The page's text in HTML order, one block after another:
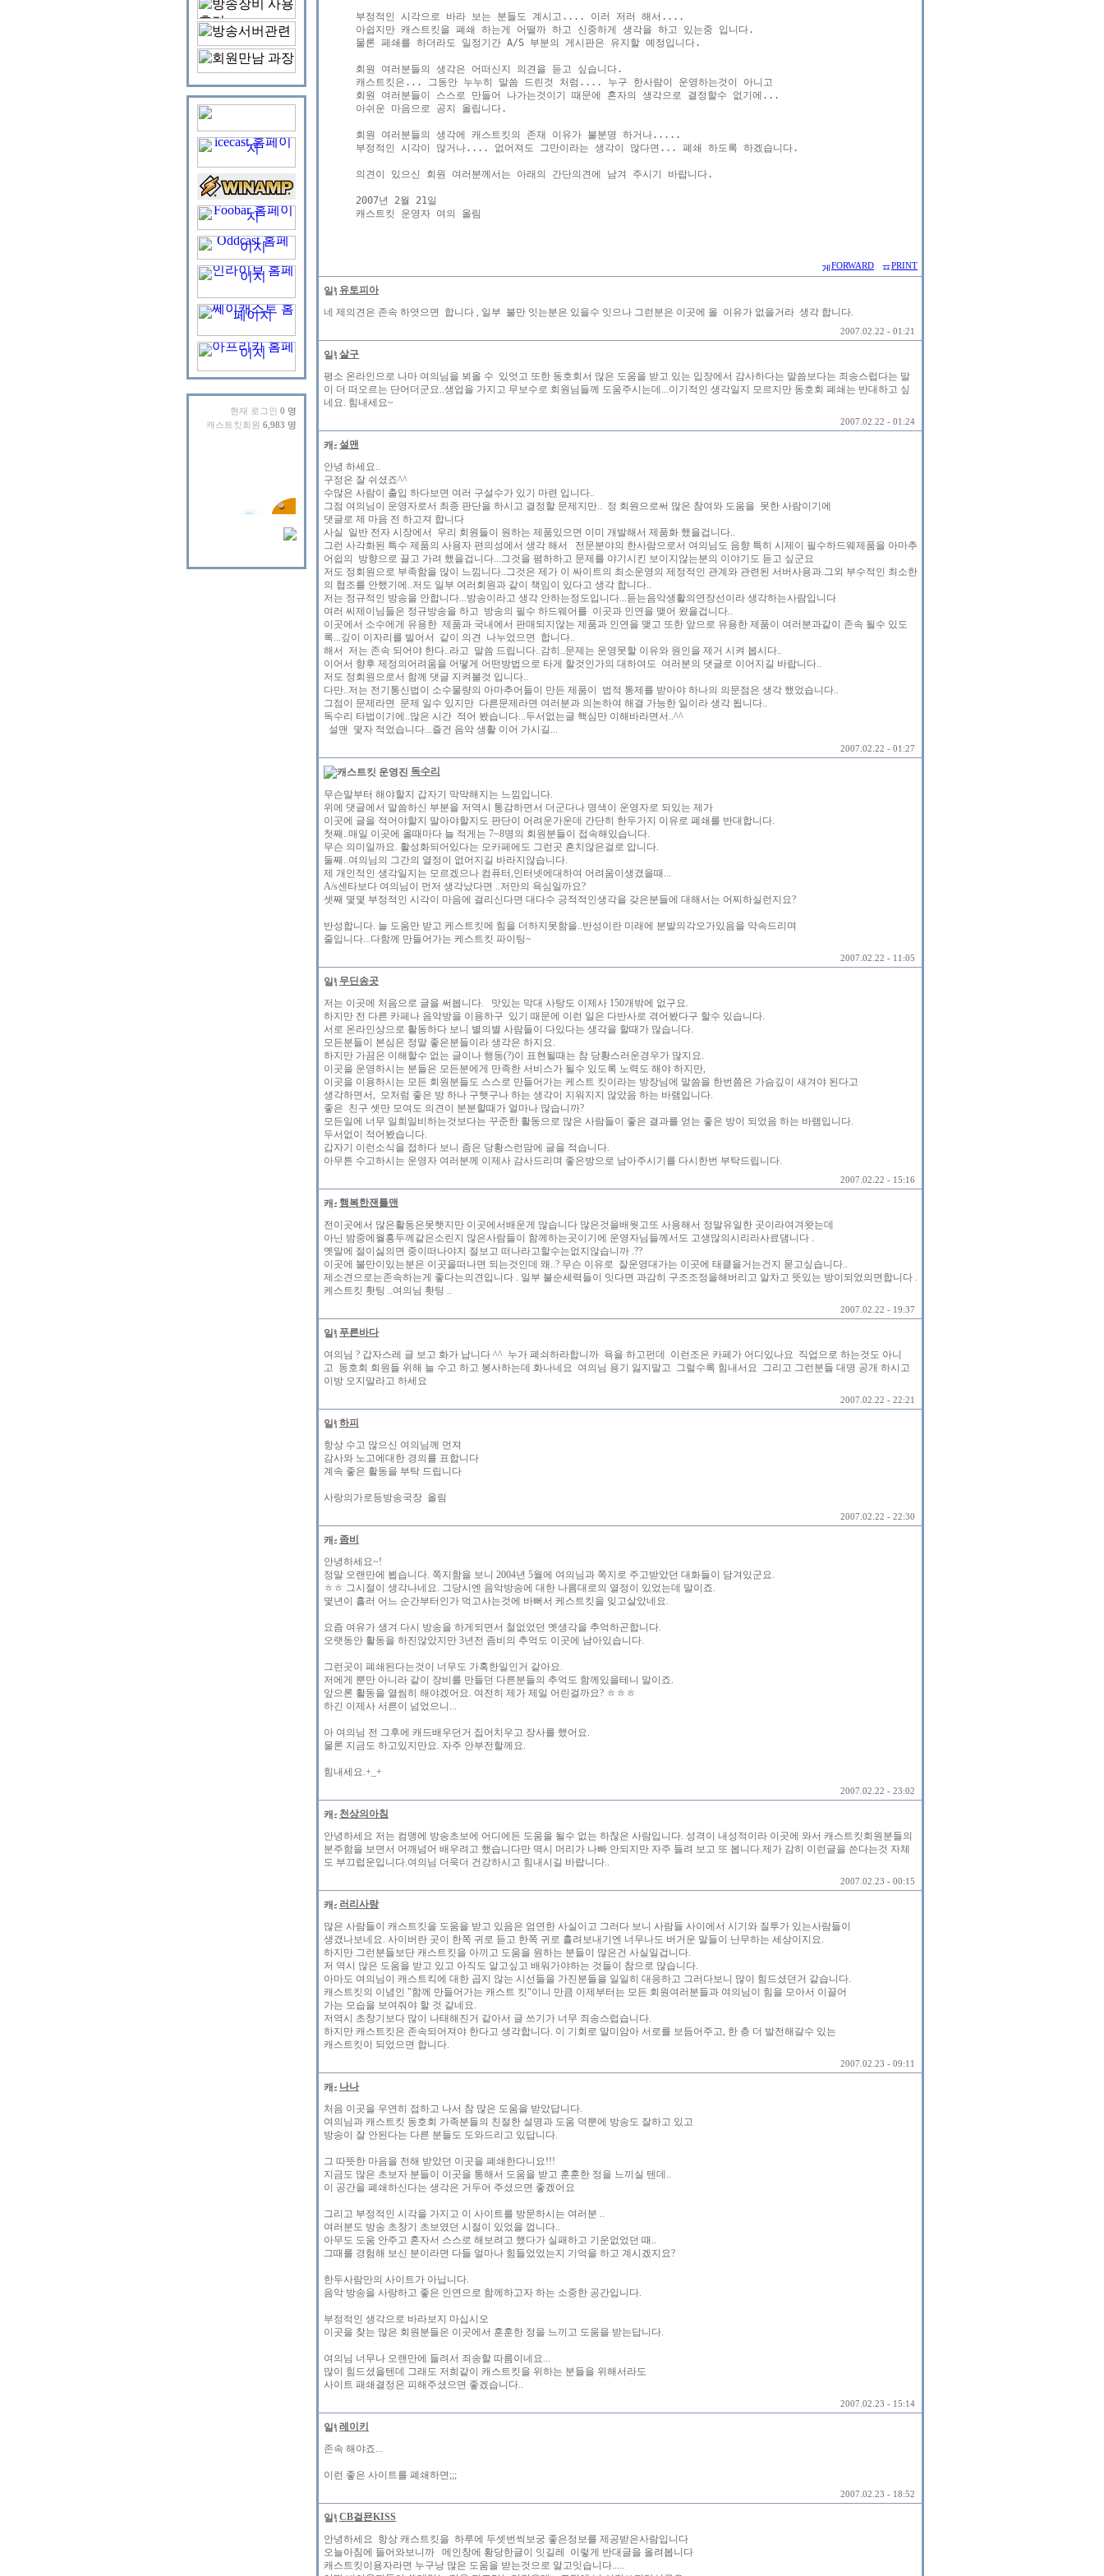
현재 로그인 0 명
캐스트킷회원 6,983 명
부정적인 시각으로 바라 보는 분들도 계시고.... 이러 저러 해서....
아쉽지만 캐스트킷을 폐쇄 하는게 어떨까 하고 신중하게 생각을 하고 있는중 입니다.
물론 페쇄를 하더라도 일정기간 A/S 부분의 게시판은 유지할 예정입니다.
회원 여러분들의 생각은 어떠신지 의견을 듣고 싶습니다.
캐스트킷은... 그동안 누누히 말씀 드린것 처럼.... 누구 한사람이 운영하는것이 아니고
회원 여러분들이 스스로 만들어 나가는것이기 때문에 혼자의 생각으로 결정할수 없기에...
아쉬운 마음으로 공지 올립니다.
회원 여러분들의 생각에 캐스트킷의 존재 이유가 불분명 하거나.....
부정적인 시각이 많거나.... 없어져도 그만이라는 생각이 많다면... 폐쇄 하도록 하겠습니다.
의견이 있으신 회원 여러분께서는 아래의 간단의견에 남겨 주시기 바랍니다.
2007년 2월 21일
캐스트킷 운영자 여의 올림
FORWARD PRINT
유토피아
네 제의견은 존속 하엿으면 합니다 , 일부 불만 잇는분은 있을수 잇으나 그런분은 이곳에 올 이유가 없을거라 생각 합니다.
2007.02.22 - 01:21
살구
평소 온라인으로 나마 여의님을 뵈올 수 있엇고 또한 동호회서 많은 도움을 받고 있는 입장에서 감사하다는 말씀보다는 죄송스럽다는 말
이 더 떠오르는 단어더군요..생업을 가지고 무보수로 회원님들께 도움주시는데...이기적인 생각일지 모르지만 동호회 폐쇄는 반대하고 싶
네요. 힘내세요~
2007.02.22 - 01:24
설맨
안녕 하세요..
구정은 잘 쉬셨죠^^
수많은 사람이 출입 하다보면 여러 구설수가 있기 마련 입니다..
그점 여의님이 운영자로서 최종 판단을 하시고 결정할 문제지만.. 정 회원으로써 많은 참여와 도움을 못한 사람이기에
댓글로 제 마음 전 하고져 합니다
사실 일반 전자 시장에서 우리 회원들이 원하는 제품있으면 이미 개발해서 제품화 했을겁니다..
그런 사각화된 특수 제품의 사용자 편의성에서 생각 해서 전문분야의 한사람으로서 여의님도 음향 특히 시제이 필수하드웨제품을 아마추
어쉽의 방향으로 끌고 가려 했을겁니다...그것을 폄하하고 문제를 야기시킨 보이지않는분의 이야기도 듣고 싶군요
저도 정회원으로 부족함을 많이 느낌니다..그것은 제가 이 싸이트의 최소운영의 제정적인 관계와 관련된 서버사용과.그외 부수적인 최소한
의 협조를 안했기에..저도 일부 여러회원과 같이 책임이 있다고 생각 합니다..
저는 정규적인 방송을 안합니다...방송이라고 생각 안하는정도입니다...듣는음악생활의연장선이라 생각하는사람입니다
여러 씨제이님들은 정규방송을 하고 방송의 필수 하드웨어를 이곳과 인연을 맺어 왔을겁니다..
이곳에서 소수에게 유용한 제품과 국내에서 판매되지않는 제품과 인연을 맺고 또한 앞으로 유용한 제품이 여러분과같이 존속 될수 있도
록...깊이 이자리를 빌어서 같이 의견 나누었으면 합니다..
해서 저는 존속 되어야 한다..라고 말씀 드립니다..감히..문제는 운영못할 이유와 원인을 제거 시켜 봅시다..
이어서 향후 제정의어려움을 어떻게 어떤방법으로 타게 할것인가의 대하여도 여러분의 댓글로 이어지길 바랍니다..
저도 정회원으로서 함께 댓글 지켜볼것 입니다..
다만..저는 전기통신법이 소수물량의 아마추어들이 만든 제품이 법적 통제를 받아야 하나의 의문점은 생각 했었습니다..
그점이 문제라면 문제 일수 있지만 다른문제라면 여러분과 의논하여 해결 가능한 일이라 생각 됩니다..
독수리 타법이기에..많은 시간 적어 봤습니다...두서없는글 핵심만 이해바라면서..^^
설맨 몇자 적었습니다...즐건 음악 생활 이어 가시길...
2007.02.22 - 01:27
독수리
무슨말부터 해야할지 갑자기 막막해지는 느낌입니다.
위에 댓글에서 말씀하신 부분을 저역시 통감하면서 더군다나 명색이 운영자로 되있는 제가
이곳에 글을 적어야할지 말아야할지도 판단이 어려운가운데 간단히 한두가지 이유로 폐쇄를 반대합니다.
첫째..매일 이곳에 올때마다 늘 적게는 7~8명의 회원분들이 접속해있습니다.
무슨 의미일까요. 활성화되어있다는 모카페에도 그런곳 흔치않은걸로 압니다.
둘째..여의님의 그간의 열정이 없어지길 바라지않습니다.
제 개인적인 생각일지는 모르겠으나 컴퓨터,인터넷에대하여 어려움이생겼을때...
A/s센타보다 여의님이 먼저 생각났다면 ..저만의 욕심일까요?
셋째 몇몇 부정적인 시각이 마음에 걸리신다면 대다수 긍적적인생각을 갖은분들에 대해서는 어찌하실런지요?
반성합니다. 늘 도움만 받고 케스트킷에 힘을 더하지못함을..반성이란 미래에 분발의각오가있음을 약속드리며
줄입니다...다함께 만들어가는 케스트킷 파이팅~
2007.02.22 - 11:05
무딘송곳
저는 이곳에 처음으로 글을 써봅니다. 맛있는 막대 사탕도 이제사 150개밖에 없구요.
하지만 전 다른 카페나 음악방을 이용하구 있기 때문에 이런 일은 다반사로 겪어봤다구 할수 있습니다.
서로 온라인상으로 활동하다 보니 별의별 사람들이 다있다는 생각을 할때가 많습니다.
모든분들이 본심은 정말 좋은분들이라 생각은 하지요.
하지만 가끔은 이해할수 없는 글이나 행동(?)이 표현될때는 참 당황스러운경우가 많지요.
이곳을 운영하시는 분들은 모든분에게 만족한 서비스가 될수 있도록 노력도 해야 하지만,
이곳을 이용하시는 모든 회원분들도 스스로 만들어가는 케스트 킷이라는 방장님에 말씀을 한번쯤은 가슴깊이 새겨야 된다고
생각하면서, 모처럼 좋은 방 하나 구햇구나 하는 생각이 지워지지 않았음 하는 바램입니다.
좋은 친구 셋만 모여도 의견이 분분할때가 얼마나 많습니까?
모든일에 너무 일희일비하는것보다는 꾸준한 활동으로 많은 사람들이 좋은 결과를 얻는 좋은 방이 되었음 하는 바램입니다.
두서없이 적어봤습니다.
갑자기 이런소식을 접하다 보니 좀은 당황스런맘에 글을 적습니다.
아무튼 수고하시는 운영자 여러분께 이제사 감사드리며 좋은방으로 남아주시기를 다시한번 부탁드립니다.
2007.02.22 - 15:16
행복한잰틀맨
전이곳에서 많은활동은못햇지만 이곳에서배운게 많습니다 많은것을배웟고또 사용해서 정말유일한 곳이라여겨왓는데
아닌 밤중에월홍두께같은소린지 많은사람들이 함께하는곳이기에 운영자님들께서도 고생많의시리라사료댐니다 .
옛말에 절이싫의면 중이떠나야지 절보고 떠나라고할수는없지않습니까 .??
이곳에 불만이있는분은 이곳을떠나면 되는것인데 왜..? 무슨 이유로 잘운영대가는 이곳에 태클을거는건지 묻고싶습니다..
제소견으로는존속하는게 좋다는의견입니다 . 일부 불순세력들이 잇다면 과감히 구조조정을해버리고 알차고 뜻있는 방이되었의면합니다 .
케스트킷 홧팅 ..여의님 홧팅 ..
2007.02.22 - 19:37
푸른바다
여의님 ? 갑자스레 글 보고 화가 납니다 ^^ 누가 폐쇠하라합니까 욕을 하고펀데 이런조은 카페가 어디있나요 직업으로 하는것도 아니
고 동호회 회원들 위해 늘 수고 하고 봉사하는데 화나네요 여의님 용기 잃지말고 그럴수록 힘내서요 그리고 그런분들 대명 공개 하시고
이방 오지말라고 하세요
2007.02.22 - 22:21
하피
항상 수고 많으신 여의님께 먼져
감사와 노고에대한 경의를 표합니다
계속 좋은 활동을 부탁 드립니다
사랑의가로등방송국장 올림
2007.02.22 - 22:30
좀비
안녕하세요~!
정말 오랜만에 뵙습니다. 쪽지함을 보니 2004년 5월에 여의님과 쪽지로 주고받았던 대화들이 담겨있군요.
ㅎㅎ 그시절이 생각나네요. 그당시엔 음악방송에 대한 나름대로의 열정이 있었는데 말이죠.
몇년이 흘러 어느 순간부터인가 먹고사는것에 바뻐서 케스트킷을 잊고살았네요.
요즘 여유가 생겨 다시 방송을 하게되면서 철없었던 옛생각을 추억하곤합니다.
오랫동안 활동을 하진않았지만 3년전 좀비의 추억도 이곳에 남아있습니다.
그런곳이 폐쇄된다는것이 너무도 가혹한일인거 같아요.
저에게 뿐만 아니라 같이 장비를 만들던 다른분들의 추억도 함께있을테니 말이죠.
앞으론 활동을 열씸히 해야겠어요. 여전히 제가 제일 어린걸까요? ㅎㅎㅎ
하긴 이제사 서른이 넘었으니...
아 여의님 전 그후에 캐드배우던거 집어치우고 장사를 했어요.
물론 지금도 하고있지만요. 자주 안부전할께요.
힘내세요.+_+
2007.02.22 - 23:02
천상의아침
안녕하세요 저는 컴맹에 방송초보에 어디에든 도움을 될수 없는 하찮은 사람입니다. 성격이 내성적이라 이곳에 와서 캐스트킷회원분들의
분주함을 보면서 어깨넘어 배우려고 했습니다만 멱시 머리가 나빠 안되지만 자주 들려 보고 또 봅니다.제가 감히 이런글을 쓴다는것 자체
도 부끄럽운입니다.여의님 더욱더 건강하시고 힘내시길 바랍니다..
2007.02.23 - 00:15
러리사랑
많은 사람들이 캐스트킷을 도움을 받고 있음은 엄연한 사실이고 그러다 보니 사람들 사이에서 시기와 질투가 있는사람들이
생겼나보네요. 사이버란 곳이 한쪽 귀로 듣고 한쪽 귀로 흘려보내기엔 너무나도 버거운 말들이 난무하는 세상이지요.
하지만 그런분들보단 캐스트킷을 아끼고 도움을 원하는 분들이 많은건 사실일겁니다.
저 역시 많은 도움을 받고 있고 아직도 알고싶고 배워가야하는 것들이 참으로 많습니다.
아마도 여의님이 캐스트킥에 대한 곱지 않는 시선들을 가진분들을 일일히 대응하고 그러다보니 많이 힘드셨던거 같습니다.
캐스트킷의 이념인 "함께 만들어가는 캐스트 킷"이니 만큼 이제부터는 모든 회원여러분들과 여의님이 힘을 모아서 이끌어
가는 모습을 보여줘야 할 것 같네요.
저역시 초창기보다 많이 나태해진거 같아서 글 쓰기가 너무 죄송스럽습니다.
하지만 캐스트킷은 존속되어져야 한다고 생각합니다. 이 기회로 말미암아 서로를 보듬어주고, 한 층 더 발전해갈수 있는
캐스트킷이 되었으면 합니다.
2007.02.23 - 09:11
나나
처음 이곳을 우연히 접하고 나서 참 많은 도움을 받았답니다.
여의님과 캐스트킷 동호회 가족분들의 친절한 설명과 도움 덕뿐에 방송도 잘하고 있고
방송이 잘 안된다는 다른 분들도 도와드리고 있답니다.
그 따뜻한 마음을 전해 받았던 이곳을 폐쇄한다니요!!!
지금도 많은 초보자 분들이 이곳을 통해서 도움을 받고 훈훈한 정을 느끼실 텐데..
이 공간을 폐쇄하신다는 생각은 거두어 주셨으면 좋겠어요
그리고 부정적인 시각을 가지고 이 사이트를 방문하시는 여러분 ..
여러분도 방송 초창기 초보였던 시절이 있었을 껍니다..
아무도 도움 안주고 혼자서 스스로 해보려고 했다가 실패하고 기운없었던 때..
그때를 경험해 보신 분이라면 다들 얼마나 힘들었었는지 기억을 하고 계시겠지요?
한두사람만의 사이트가 아닙니다.
음악 방송을 사랑하고 좋은 인연으로 함께하고자 하는 소중한 공간입니다.
부정적인 생각으로 바라보지 마십시오
이곳을 찾는 많은 회원분들은 이곳에서 훈훈한 정을 느끼고 도움을 받는답니다.
여의님 너무나 오랜만에 들려서 죄송할 따름이네요...
많이 힘드셨을텐데 그래도 저희같이 캐스트킷을 위하는 분들을 위해서라도
사이트 패쇄결정은 피해주셨으면 좋겠습니다..
2007.02.23 - 15:14
레이키
존속 해야죠...
이런 좋은 사이트를 폐쇄하면;;;
2007.02.23 - 18:52
CB걸묜KISS
안녕하세요 항상 캐스트킷을 하루에 두셋번씩보궁 좋은정보를 제공받은사람입니다
오늘아침에 들어와보니까 메인창에 황당한글이 잇길레 이렇게 반대글을 올려봅니다
캐스트킷이용자라면 누구낭 많은 도움을 받는것으로 알고잇습니다.....